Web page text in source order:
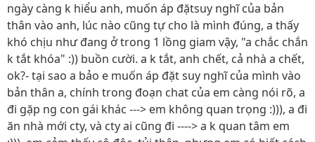
ngày càng k hiểu anh, muốn áp đặtsuy nghĩ của bản
thân vào anh, lúc nào cũng tự cho là mình đúng, a thấy
khó chịu như đang ở trong 1 lồng giam vậy, "a chắc chắn
k tắt khóa" :)) buồn cười. a k tắt, anh chết, cả nhà a chết,
ok?- tại sao a bảo e muốn áp đặt suy nghĩ của mình vào
bản thân a, chính trong đoạn chat của em càng nói rõ, a
đi gặp ng con gái khác ---> em không quan trọng :))), a đi
ăn nhà mới cty, và cty ai cũng đi ----> a k quan tâm em